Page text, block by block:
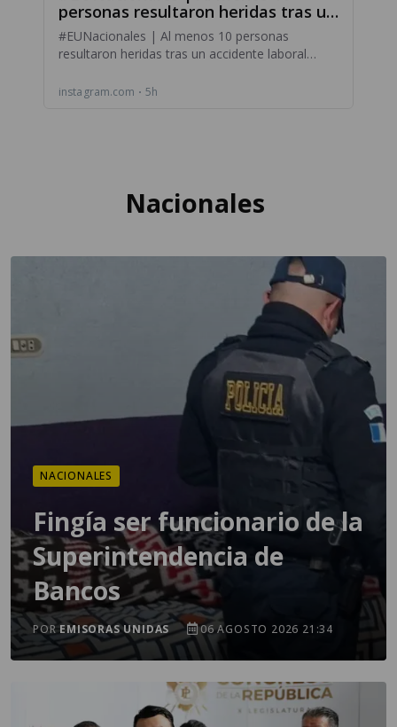
Nacionales
NACIONALES
Fingía ser funcionario de la
Superintendencia de
Bancos
POREMISORAS UNIDAS 06 AGOSTO 2026 21:34